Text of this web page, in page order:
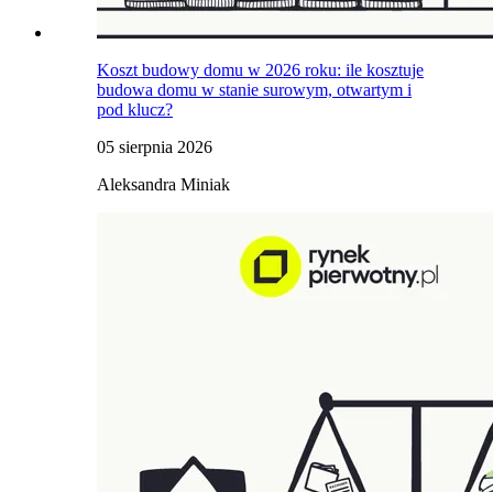
Koszt budowy domu w 2026 roku: ile kosztuje
budowa domu w stanie surowym, otwartym i
pod klucz?
05 sierpnia 2026
Aleksandra Miniak